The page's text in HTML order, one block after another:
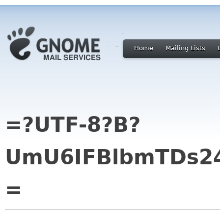
Home Mailing Lists
=?UTF-8?B?
=